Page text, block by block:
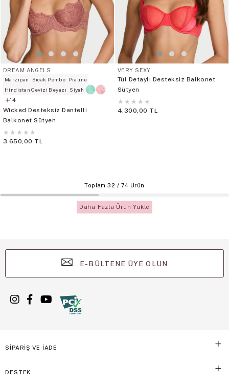
DREAM ANGELS
Marzipan
Sıcak Pembe Praline
Hindistan Cevizi Beyazı
Siyah
14
Wicked Desteksiz Dantelli
Balkonet Sütyen
★ ★ ★ ★ ★
3.650,00 TL
VERY SEXY
Tül Detaylı Desteksiz Balkonet
Sütyen
★ ★ ★ ★ ★
4.300,00 TL
Toplam32 / 74 Ürün
Daha Fazla Ürün Yükle
E-BÜLTENE ÜYE OLUN
SİPARİŞ VE İADE
DESTEK